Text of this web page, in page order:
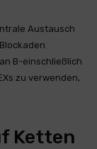
Austausch
B-einschließlich
zu verwenden,
Ketten